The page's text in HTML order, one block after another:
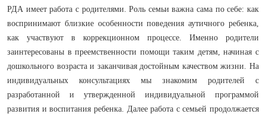
РДА имеет работа с родителями. Роль семьи важна сама по себе: как
воспринимают близкие особенности поведения аутичного ребенка,
как участвуют в коррекционном процессе. Именно родители
заинтересованы в преемственности помощи таким детям, начиная с
дошкольного возраста и заканчивая достойным качеством жизни. На
индивидуальных консультациях мы знакомим родителей с
разработанной и утвержденной индивидуальной программой
развития и воспитания ребенка. Далее работа с семьей продолжается